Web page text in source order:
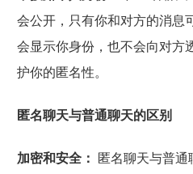
会公开，只有你和对方的消息
会显示你身份，也不会向对方
护你的匿名性。
匿名聊天与普通聊天的区别
加密和安全： 匿名聊天与普